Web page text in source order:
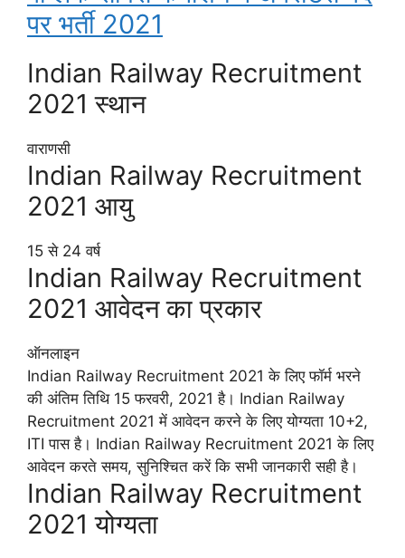
पर भर्ती 2021
Indian Railway Recruitment
2021 स्थान
वाराणसी
Indian Railway Recruitment
2021 आयु
15 से 24 वर्ष
Indian Railway Recruitment
2021 आवेदन का प्रकार
ऑनलाइन
Indian Railway Recruitment 2021 के लिए फॉर्म भरने
की अंतिम तिथि 15 फरवरी, 2021 है। Indian Railway
Recruitment 2021 में आवेदन करने के लिए योग्यता 10+2,
ITI पास है। Indian Railway Recruitment 2021 के लिए
आवेदन करते समय, सुनिश्चित करें कि सभी जानकारी सही है।
Indian Railway Recruitment
2021 योग्यता